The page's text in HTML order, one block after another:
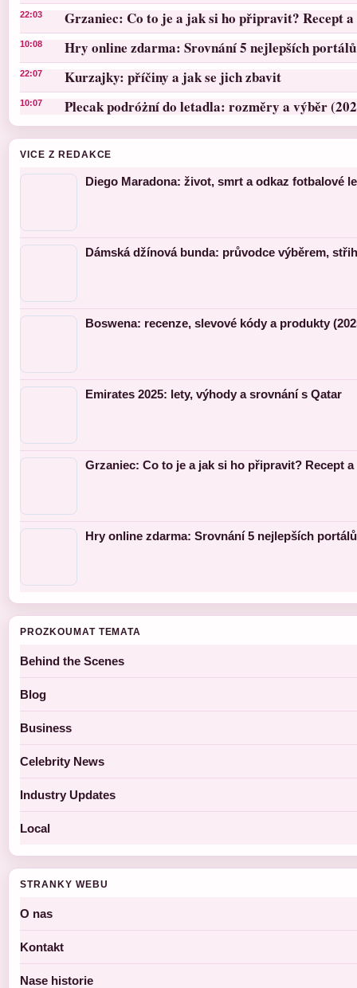
22:03 Grzaniec: Co to je a jak si ho připravit? Recept
10:08 Hry online zdarma: Srovnání 5 nejlepších portálů
22:07 Kurzajky: příčiny a jak se jich zbavit
10:07 Plecak podróżní do letadla: rozměry a výběr
VICE Z REDAKCE
Diego Maradona: život, smrt a odkaz fotbalové
Dámská džínová bunda: průvodce výběrem,
Boswena: recenze, slevové kódy a produkty
Emirates 2025: lety, výhody a srovnání s Qatar
Grzaniec: Co to je a jak si ho připravit? Recept
Hry online zdarma: Srovnání 5 nejlepších portálů
PROZKOUMAT TEMATA
Behind the Scenes
Blog
Business
Celebrity News
Industry Updates
Local
STRANKY WEBU
O nas
Kontakt
Nase historie